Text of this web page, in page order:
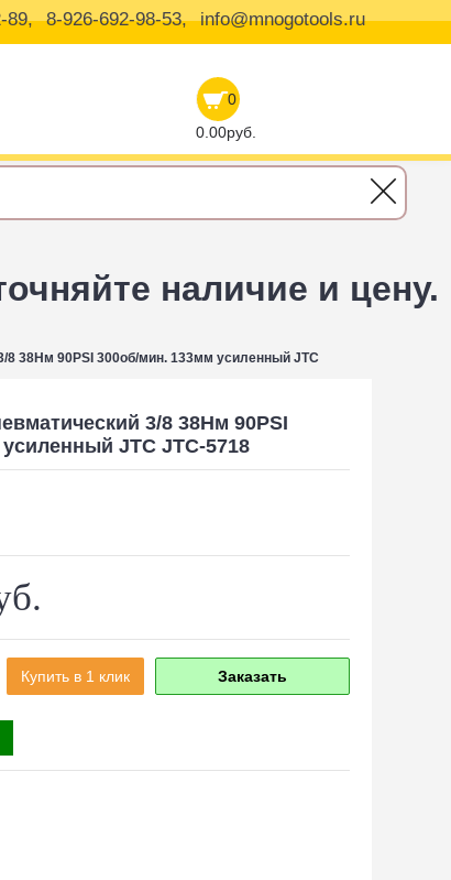
89, 8-926-692-98-53, info@mnogotools.ru
0
0.00руб.
наличие и цену.
8 38Нм 90PSI 300об/мин. 133мм усиленный JTC
3/8 38Нм 90PSI
JTC JTC-5718
Купить в 1 клик Заказать